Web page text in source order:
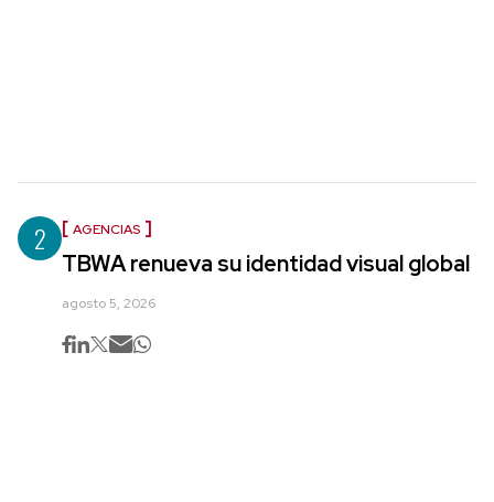
2 AGENCIAS
TBWA renueva su identidad visual global
agosto 5, 2026